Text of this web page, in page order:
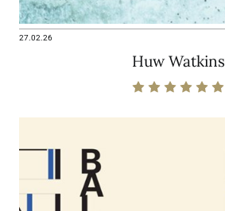
27.02.26
Huw Watkins